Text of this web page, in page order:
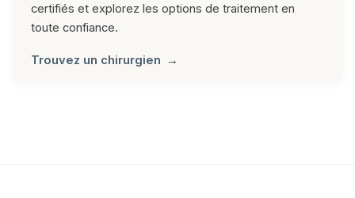
certifiés et explorez les options de traitement en
toute confiance.
Trouvez un chirurgien